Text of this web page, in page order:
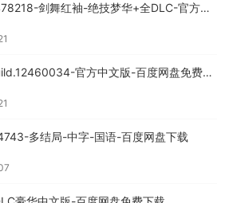
剑舞红袖-绝技梦华+全DLC-官方中
官方中文版-百度网盘免费下
多结局-中字-国语-百度网盘下载